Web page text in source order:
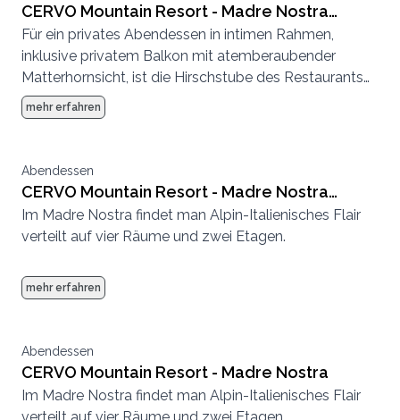
CERVO Mountain Resort - Madre Nostra
Hirschstube
Für ein privates Abendessen in intimen Rahmen,
inklusive privatem Balkon mit atemberaubender
Matterhornsicht, ist die Hirschstube des Restaurants
Madre Nostra der perfekte Ort.
mehr erfahren
Abendessen
CERVO Mountain Resort - Madre Nostra
Rehstube
Im Madre Nostra findet man Alpin-Italienisches Flair
verteilt auf vier Räume und zwei Etagen.
mehr erfahren
Abendessen
CERVO Mountain Resort - Madre Nostra
Im Madre Nostra findet man Alpin-Italienisches Flair